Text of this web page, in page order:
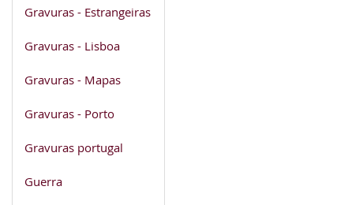
Gravuras - Estrangeiras
Gravuras - Lisboa
Gravuras - Mapas
Gravuras - Porto
Gravuras portugal
Guerra